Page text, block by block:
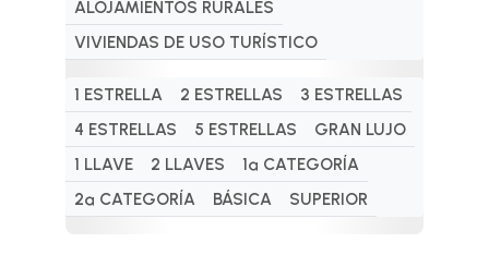
ALOJAMIENTOS RURALES
VIVIENDAS DE USO TURÍSTICO
1 ESTRELLA 2 ESTRELLAS
3 ESTRELLAS
4 ESTRELLAS
5 ESTRELLAS
GRAN LUJO
1 LLAVE
2 LLAVES
1ª CATEGORÍA
2ª CATEGORÍA
BÁSICA SUPERIOR